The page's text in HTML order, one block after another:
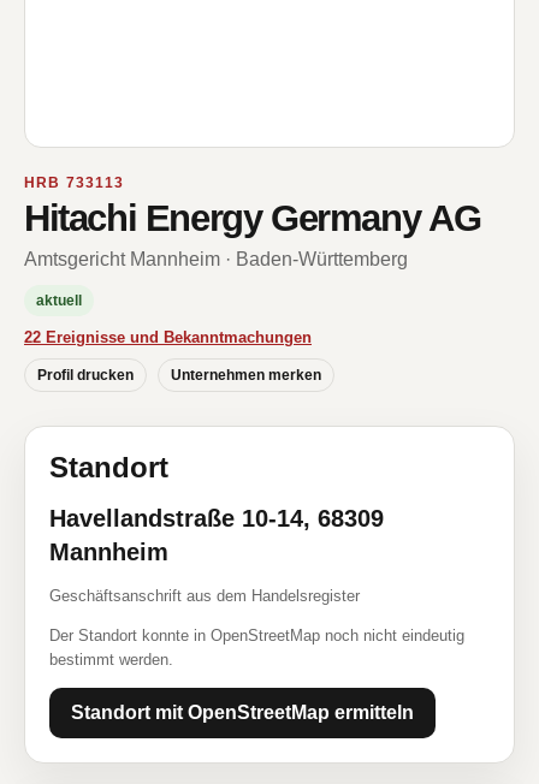
HRB 733113
Hitachi Energy Germany AG
Amtsgericht Mannheim · Baden-Württemberg
aktuell
22 Ereignisse und Bekanntmachungen
Profil drucken Unternehmen merken
Standort
Havellandstraße 10-14, 68309
Mannheim
Geschäftsanschrift aus dem Handelsregister
Der Standort konnte in OpenStreetMap noch nicht eindeutig
bestimmt werden.
Standort mit OpenStreetMap ermitteln